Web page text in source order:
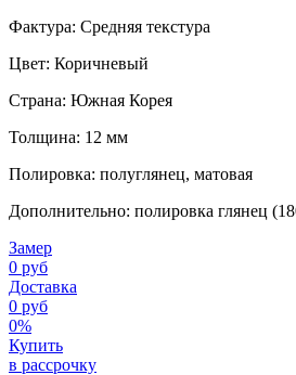
Фактура: Средняя текстура
Цвет: Коричневый
Страна: Южная Корея
Толщина: 12 мм
Полировка: полуглянец, матовая
Дополнительно: полировка глянец
Замер
0 руб
Доставка
0 руб
0%
Купить
в рассрочку